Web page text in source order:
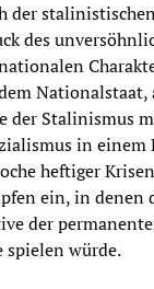
der
des
Nationalstaat,
der Stalinismus
in einem
heftiger
ein, in denen
der
spielen würde.